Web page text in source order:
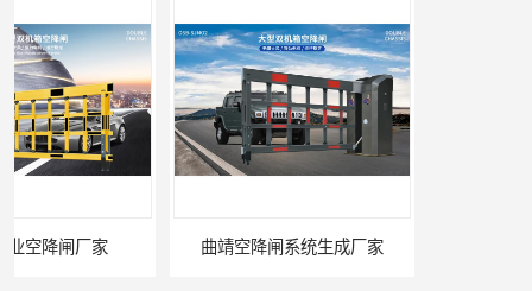
曲靖空降闸系统生成厂家 玉溪工业空降闸生成厂家